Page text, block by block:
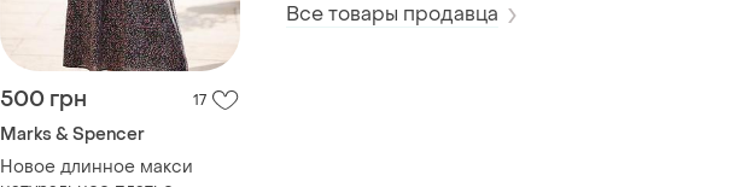
Все товары продавца
500 грн 17
Marks & Spencer
Новое длинное макси